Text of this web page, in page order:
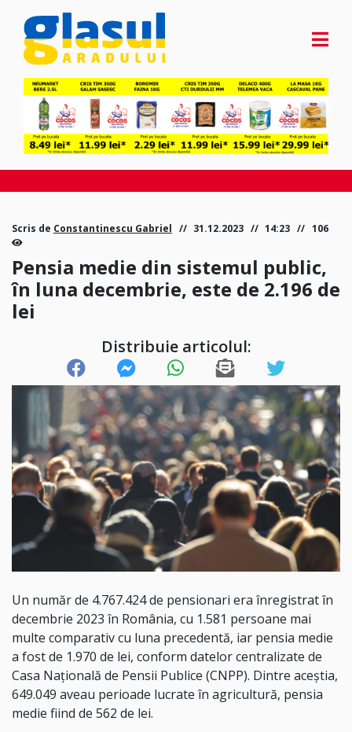
Scris de Constantinescu Gabriel 31.12.2023 14:23 106
Pensia medie din sistemul public,
în luna decembrie, este de 2.196 de
lei
Distribuie articolul:
Un număr de 4.767.424 de pensionari era înregistrat în
decembrie 2023 în România, cu 1.581 persoane mai
multe comparativ cu luna precedentă, iar pensia medie
a fost de 1.970 de lei, conform datelor centralizate de
Casa Naţională de Pensii Publice (CNPP). Dintre aceştia,
649.049 aveau perioade lucrate în agricultură, pensia
medie fiind de 562 de lei.